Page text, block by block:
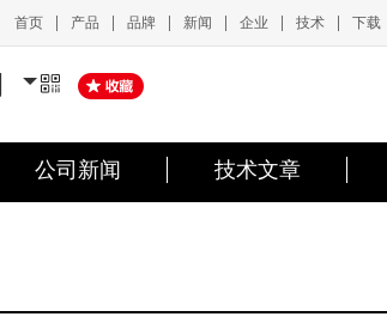
首页 产品 品牌 新闻 企业 技术 下载
公司新闻 技术文章